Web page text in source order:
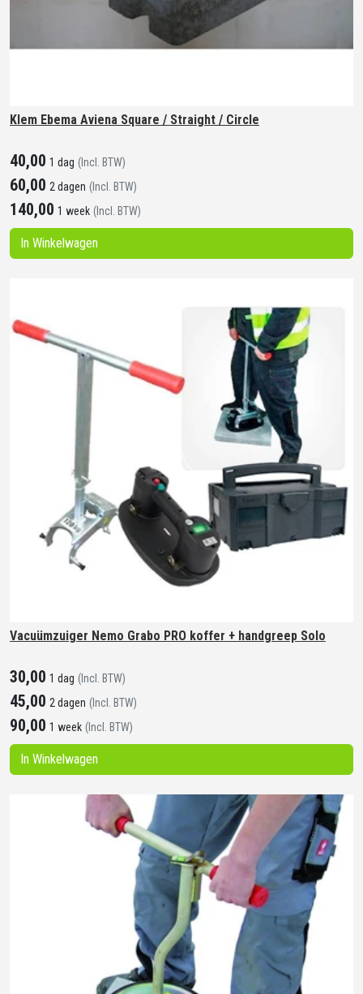
Klem Ebema Aviena Square / Straight / Circle
40,00 1 dag (Incl. BTW)
60,00 2 dagen (Incl. BTW)
140,00 1 week (Incl. BTW)
In Winkelwagen
Vacuümzuiger Nemo Grabo PRO koffer + handgreep Solo
30,00 1 dag (Incl. BTW)
45,00 2 dagen (Incl. BTW)
90,00 1 week (Incl. BTW)
In Winkelwagen